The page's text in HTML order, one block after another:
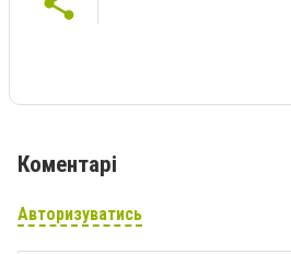
Коментарі
Авторизуватись